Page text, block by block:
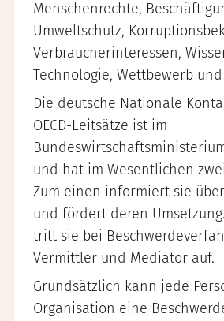
Menschenrechte,
Umweltschutz,
Verbraucherinteressen,
Technologie, Wettbewerb
Die deutsche Nationale
OECD-Leitsätze ist im
und hat im Wesentlichen
Zum einen informiert sie
und fördert deren
tritt sie bei
Vermittler und Mediator auf.
Grundsätzlich kann jede
Organisation eine